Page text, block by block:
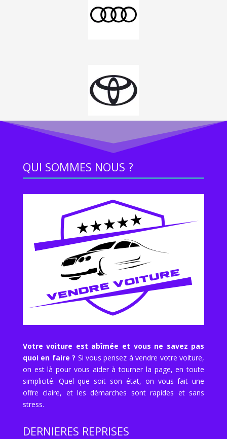
QUI SOMMES NOUS ?
Votre voiture est abîmée et vous ne savez pas
quoi en faire ? Si vous pensez à vendre votre voiture,
on est là pour vous aider à tourner la page, en toute
simplicité. Quel que soit son état, on vous fait une
offre claire, et les démarches sont rapides et sans
stress.
DERNIERES REPRISES